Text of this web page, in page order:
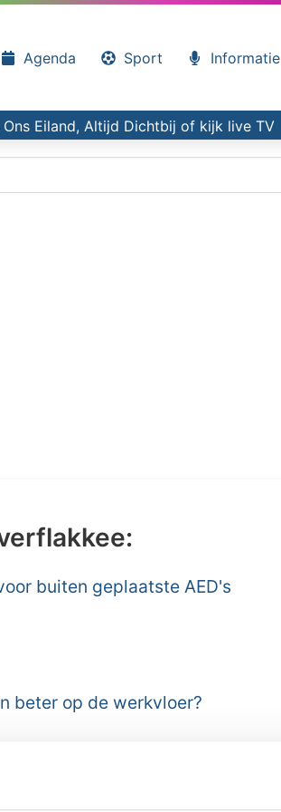
Agenda Sport Informatie
Ons Eiland, Altijd Dichtbij of kijk live TV
buiten geplaatste AED's
beter op de werkvloer?